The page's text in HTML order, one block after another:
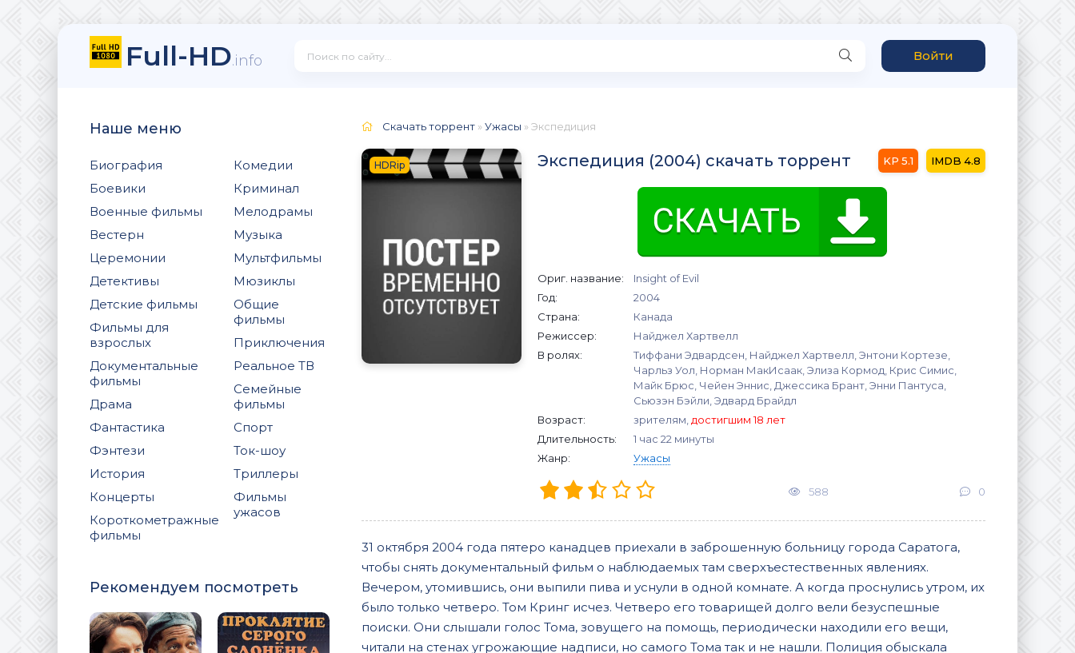
Full-HD.info Войти
Наше меню
Биография
Боевики
Военные фильмы
Вестерн
Церемонии
Детективы
Детские фильмы
Фильмы для
взрослых
Документальные
фильмы
Драма
Фантастика
Фэнтези
История
Концерты
Короткометражные
фильмы
Комедии
Криминал
Мелодрамы
Музыка
Мультфильмы
Мюзиклы
Общие
фильмы
Приключения
Реальное ТВ
Семейные
фильмы
Спорт
Ток-шоу
Триллеры
Фильмы
ужасов
Рекомендуем посмотреть
Скачать торрент »Ужасы » Экспедиция
HDRip Экспедиция (2004) скачать торрент 5.1 4.8
Ориг. название:
Insight of Evil
Год:
2004
Страна:
Канада
Режиссер:
Найджел Хартвелл
В ролях:
Тиффани Эдвардсен, Найджел Хартвелл, Энтони Кортезе,
Чарльз Уол, Норман МакИсаак, Элиза Кормод, Крис Симис,
Майк Брюс, Чейен Эннис, Джессика Брант, Энни Пантуса,
Сьюзэн Бэйли, Эдвард Брайдл
Возраст:
зрителям, достигшим 18 лет
Длительность:
1 час 22 минуты
Жанр:
Ужасы
588 0
31 октября 2004 года пятеро канадцев приехали в заброшенную больницу города Саратога,
чтобы снять документальный фильм о наблюдаемых там сверхъестественных явлениях.
Вечером, утомившись, они выпили пива и уснули в одной комнате. А когда проснулись утром, их
было только четверо. Том Кринг исчез. Четверо его товарищей долго вели безуспешные
поиски. Они слышали голос Тома, зовущего на помощь, периодически находили его вещи,
читали на стенах угрожающие надписи, но самого Тома так и не нашли. Полиция обыскала